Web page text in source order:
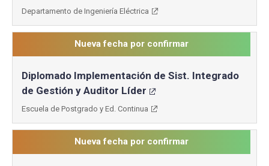
Departamento de Ingeniería Eléctrica
Nueva fecha por confirmar
Diplomado Implementación de Sist. Integrado
de Gestión y Auditor Líder
Escuela de Postgrado y Ed. Continua
Nueva fecha por confirmar